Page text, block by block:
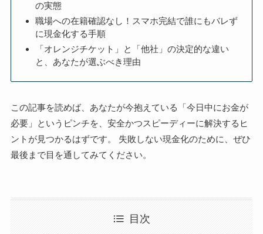
の実態
職場への在籍確認なし！スマホ完結で誰にもバレず
に現金化する手順
「オレンジチケット」と「他社」の決定的な違い
と、あなたが選ぶべき理由
この記事を読めば、あなたが今抱えている「今日中にお金が
必要」というピンチを、安全かつスピーディーに解決するヒ
ントが見つかるはずです。 失敗しない現金化のために、ぜひ
最後まで目を通してみてください。
目次